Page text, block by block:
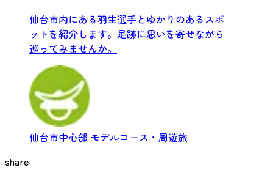
仙台市内にある羽生選手とゆかりのあるスポ
ットを紹介します。足跡に思いを寄せながら
巡ってみませんか。
仙台市中心部 モデルコース・周遊旅
share